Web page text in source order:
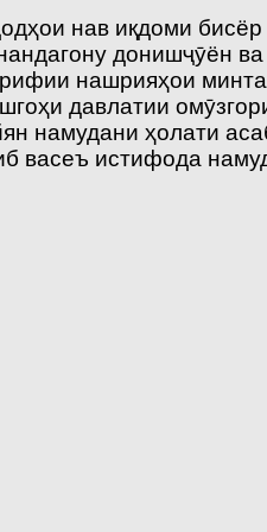
нав иқдоми
донишҷӯён
нашрияҳои
давлатии
намудани ҳолати
васеъ истифода